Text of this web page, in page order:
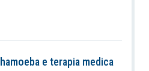
e terapia medica